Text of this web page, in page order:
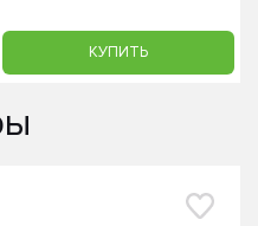
КУПИТЬ